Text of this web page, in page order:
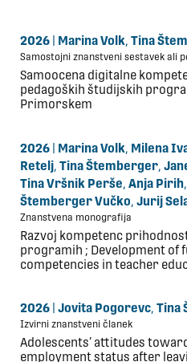
2026 Marina Volk, Tina
Samostojni znanstveni sestavek ali
Samoocena digitalne
pedagoških študijskih
Primorskem
2026 Marina Volk, Milena
Retelj, Tina Štemberger,
Tina Vršnik Perše, Anja Pirih,
Štemberger Vučko, Jurij
Znanstvena monografija
Razvoj kompetenc
programih ; Development of
competencies in teacher
2026 Jovita Pogorevc, Tina
Izvirni znanstveni članek
Adolescents’ attitudes
employment status after